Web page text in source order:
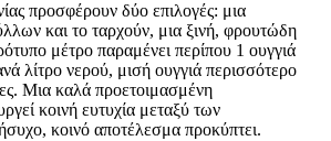
προσφέρουν δύο επιλογές: μια
και το ταρχούν, μια ξινή, φρουτώδη
μέτρο παραμένει περίπου 1 ουγγιά
λίτρο νερού, μισή ουγγιά περισσότερο
Μια καλά προετοιμασμένη
κοινή ευτυχία μεταξύ των
κοινό αποτέλεσμα προκύπτει.